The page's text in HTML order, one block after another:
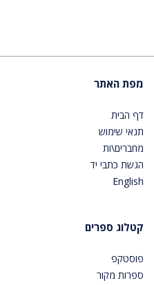
מפת האתר
דף הבית
תנאי שימוש
מחברים\ות
הגשת כתבי יד
English
קטלוג ספרים
פוסטקפ
ספרות מקור